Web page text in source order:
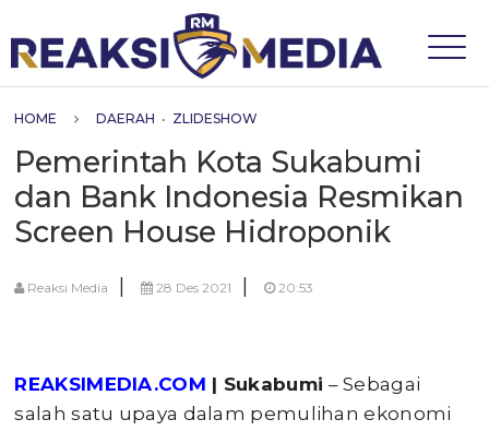
HOME DAERAH • ZLIDESHOW
Pemerintah Kota Sukabumi
dan Bank Indonesia Resmikan
Screen House Hidroponik
Reaksi Media | 28 Des 2021 | 20:53
REAKSIMEDIA.COM | Sukabumi – Sebagai
salah satu upaya dalam pemulihan ekonomi